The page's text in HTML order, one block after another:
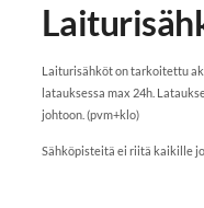
Laiturisähköt on tarkoitettu
latauksessa max 24h.
johtoon. (pvm+klo)
Sähköpisteitä ei riitä kaikille